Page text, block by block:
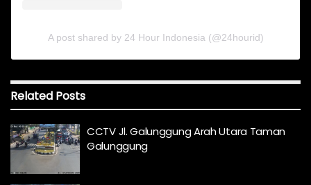
A post shared by 24 Hour Indonesia (@24hourid)
Related Posts
CCTV Jl. Galunggung Arah Utara Taman
Galunggung